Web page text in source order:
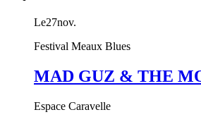
Le27nov.
Festival Meaux Blues
MAD GUZ & THE
Espace Caravelle